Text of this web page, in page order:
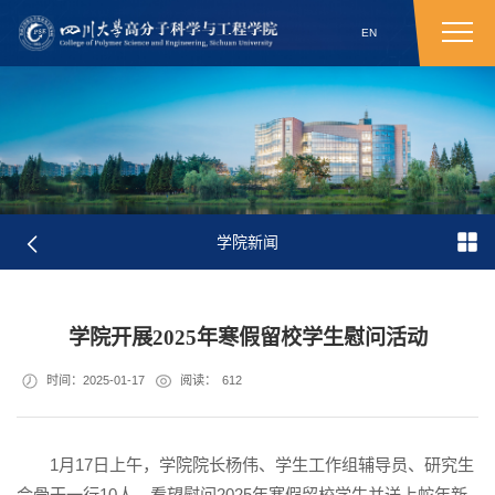
EN
学院新闻
学院开展2025年寒假留校学生慰问活动
时间：2025-01-17 阅读： 612
1月17日上午，学院院长杨伟、学生工作组辅导员、研究生